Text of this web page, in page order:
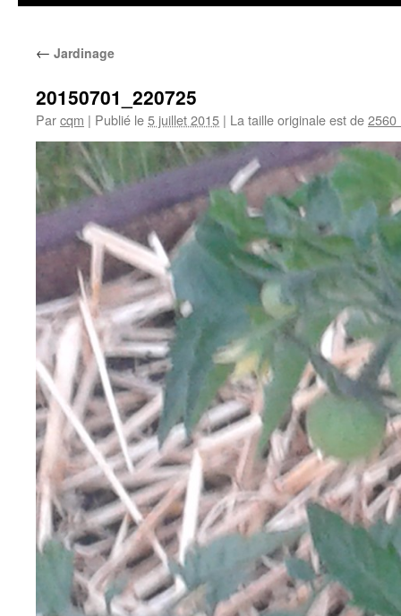
← Jardinage
20150701_220725
Parcqm | Publié le5 juillet 2015 | La taille originale est de2560